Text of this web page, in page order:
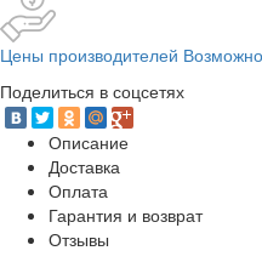
Цены производителей
Поделиться в соцсетях
Описание
Доставка
Оплата
Гарантия и возврат
Отзывы